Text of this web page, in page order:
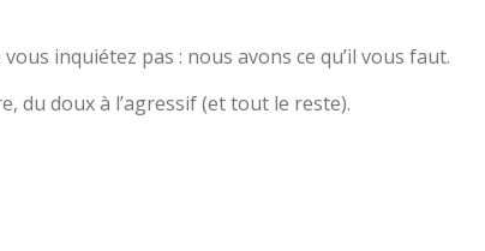
inquiétez pas : nous avons ce qu’il vous faut.
du doux à l’agressif (et tout le reste).